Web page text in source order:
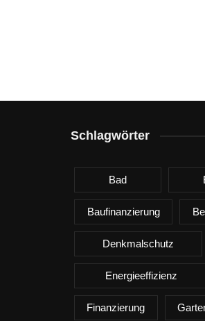
Schlagwörter
Bad
Baufinanzierung
Denkmalschutz
Energieeffizienz
Finanzierung